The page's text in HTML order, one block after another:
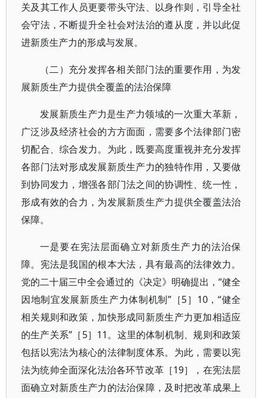
关及其工作人员更要带头守法、以身作则，引导全社
会守法，不断提升全社会对法治的遵从度，并以此促
进新质生产力的形成与发展。
（二）充分发挥各相关部门法的重要作用，为发
展新质生产力提供全覆盖的法治保障
发展新质生产力是生产力领域的一次重大革新，
广泛涉及经济社会的方方面面，需要多个法律部门密
切配合、综合发力。为此，既要高度重视并充分发挥
各部门法对形成发展新质生产力的独特作用，又要做
到协同发力，增强各部门法之间的协调性、统一性，
形成有效的合力，为发展新质生产力提供全覆盖法治
保障。
一是要在宪法层面确立对新质生产力的法治保
障。宪法是我国的根本大法，具有最高的法律效力。
党的二十届三中全会通过的《决定》明确提出，“健全
因地制宜发展新质生产力体制机制”［5］10，“健全
相关规则和政策，加快形成同新质生产力更加相适应
的生产关系”［5］11。这里的体制机制、规则和政策
包括以宪法为核心的法律制度体系。为此，需要以宪
法为统帅全面深化法治各环节改革［19］，在宪法层
面确立对新质生产力的法治保障，及时把改革成果上